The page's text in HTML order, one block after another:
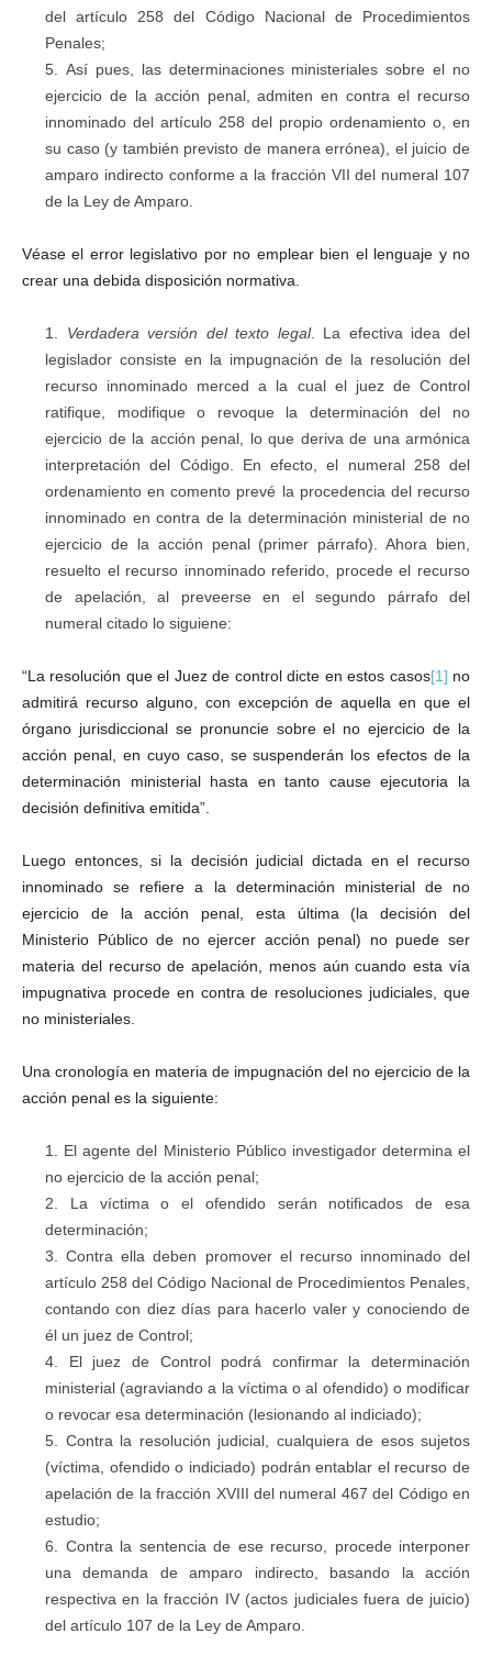
del artículo 258 del Código Nacional de Procedimientos
Penales;
Así pues, las determinaciones ministeriales sobre el no
ejercicio de la acción penal, admiten en contra el recurso
innominado del artículo 258 del propio ordenamiento o, en
su caso (y también previsto de manera errónea), el juicio de
amparo indirecto conforme a la fracción VII del numeral 107
de la Ley de Amparo.
Véase el error legislativo por no emplear bien el lenguaje y no
crear una debida disposición normativa.
Verdadera versión del texto legal. La efectiva idea del
legislador consiste en la impugnación de la resolución del
recurso innominado merced a la cual el juez de Control
ratifique, modifique o revoque la determinación del no
ejercicio de la acción penal, lo que deriva de una armónica
interpretación del Código. En efecto, el numeral 258 del
ordenamiento en comento prevé la procedencia del recurso
innominado en contra de la determinación ministerial de no
ejercicio de la acción penal (primer párrafo). Ahora bien,
resuelto el recurso innominado referido, procede el recurso
de apelación, al preveerse en el segundo párrafo del
numeral citado lo siguiene:
“La resolución que el Juez de control dicte en estos casos[1] no
admitirá recurso alguno, con excepción de aquella en que el
órgano jurisdiccional se pronuncie sobre el no ejercicio de la
acción penal, en cuyo caso, se suspenderán los efectos de la
determinación ministerial hasta en tanto cause ejecutoria la
decisión definitiva emitida”.
Luego entonces, si la decisión judicial dictada en el recurso
innominado se refiere a la determinación ministerial de no
ejercicio de la acción penal, esta última (la decisión del
Ministerio Público de no ejercer acción penal) no puede ser
materia del recurso de apelación, menos aún cuando esta vía
impugnativa procede en contra de resoluciones judiciales, que
no ministeriales.
Una cronología en materia de impugnación del no ejercicio de la
acción penal es la siguiente:
El agente del Ministerio Público investigador determina el
no ejercicio de la acción penal;
La víctima o el ofendido serán notificados de esa
determinación;
Contra ella deben promover el recurso innominado del
artículo 258 del Código Nacional de Procedimientos Penales,
contando con diez días para hacerlo valer y conociendo de
él un juez de Control;
El juez de Control podrá confirmar la determinación
ministerial (agraviando a la víctima o al ofendido) o modificar
o revocar esa determinación (lesionando al indiciado);
Contra la resolución judicial, cualquiera de esos sujetos
(víctima, ofendido o indiciado) podrán entablar el recurso de
apelación de la fracción XVIII del numeral 467 del Código en
estudio;
Contra la sentencia de ese recurso, procede interponer
una demanda de amparo indirecto, basando la acción
respectiva en la fracción IV (actos judiciales fuera de juicio)
del artículo 107 de la Ley de Amparo.